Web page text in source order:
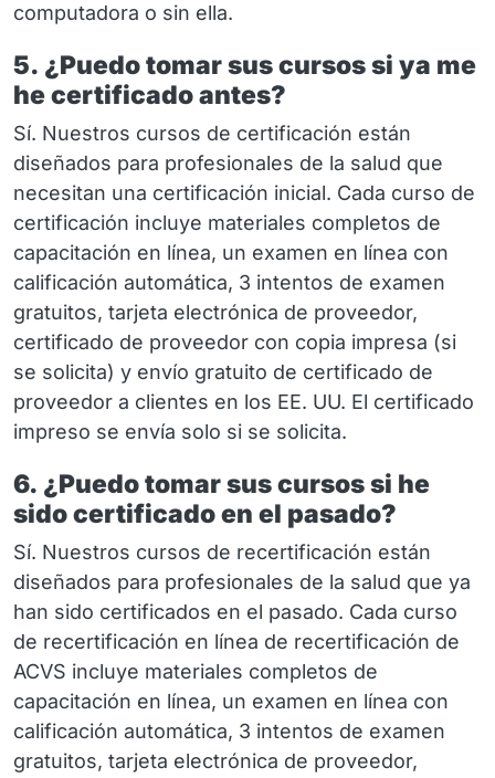
computadora o sin ella.
5. ¿Puedo tomar sus cursos si ya me
he certificado antes?
Sí. Nuestros cursos de certificación están
diseñados para profesionales de la salud que
necesitan una certificación inicial. Cada curso de
certificación incluye materiales completos de
capacitación en línea, un examen en línea con
calificación automática, 3 intentos de examen
gratuitos, tarjeta electrónica de proveedor,
certificado de proveedor con copia impresa (si
se solicita) y envío gratuito de certificado de
proveedor a clientes en los EE. UU. El certificado
impreso se envía solo si se solicita.
6. ¿Puedo tomar sus cursos si he
sido certificado en el pasado?
Sí. Nuestros cursos de recertificación están
diseñados para profesionales de la salud que ya
han sido certificados en el pasado. Cada curso
de recertificación en línea de recertificación de
ACVS incluye materiales completos de
capacitación en línea, un examen en línea con
calificación automática, 3 intentos de examen
gratuitos, tarjeta electrónica de proveedor,